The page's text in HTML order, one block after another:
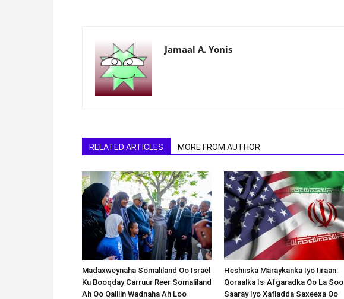
Jamaal A. Yonis
RELATED ARTICLES MORE FROM AUTHOR
Madaxweynaha Somaliland Oo Israel
Ku Booqday Carruur Reer Somaliland
Ah Oo Qalliin Wadnaha Ah Loo
Heshiiska Maraykanka Iyo Iiraan:
Qoraalka Is-Afgaradka Oo La Soo
Saaray Iyo Xafladda Saxeexa Oo